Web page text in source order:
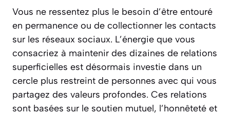
Vous ne ressentez plus le besoin d’être entouré
en permanence ou de collectionner les contacts
sur les réseaux sociaux. L’énergie que vous
consacriez à maintenir des dizaines de relations
superficielles est désormais investie dans un
cercle plus restreint de personnes avec qui vous
partagez des valeurs profondes. Ces relations
sont basées sur le soutien mutuel, l’honnêteté et